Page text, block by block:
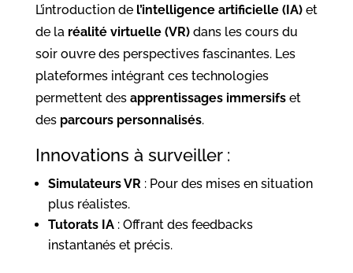
L’introduction de l’intelligence artificielle (IA)et
de la réalité virtuelle (VR)dans les cours du
soir ouvre des perspectives fascinantes. Les
plateformes intégrant ces technologies
permettent des apprentissages immersifset
des parcours personnalisés.
Innovations à surveiller :
Simulateurs VR: Pour des mises en situation
plus réalistes.
Tutorats IA: Offrant des feedbacks
instantanés et précis.